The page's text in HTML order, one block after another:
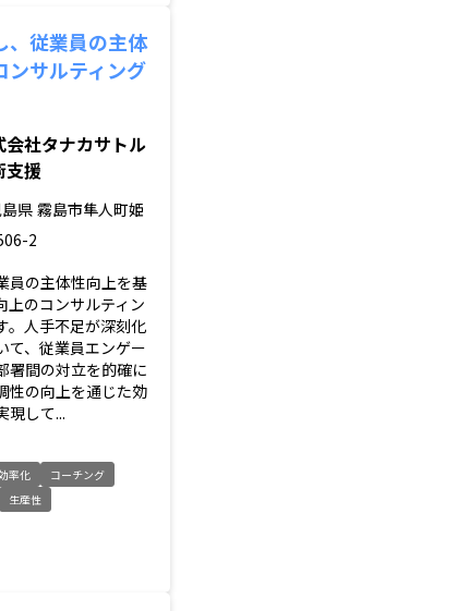
、従業員の主体
ンサルティング
会社タナカサトル
支援
県 霧島市隼人町姫
2
員の主体性向上を基
上のコンサルティン
。人手不足が深刻化
て、従業員エンゲー
署間の対立を的確に
性の向上を通じた効
現して...
率化
コーチング
生産性